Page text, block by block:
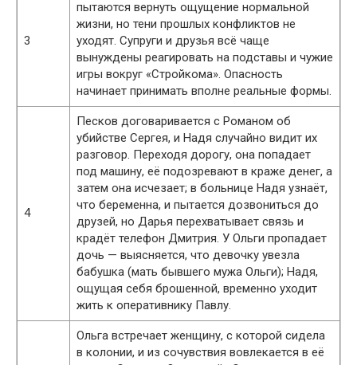
3
пытаются вернуть ощущение нормальной
жизни, но тени прошлых конфликтов не
уходят. Супруги и друзья всё чаще
вынуждены реагировать на подставы и чужие
игры вокруг «Стройкома». Опасность
начинает принимать вполне реальные формы.
4
Песков договаривается с Романом об
убийстве Сергея, и Надя случайно видит их
разговор. Переходя дорогу, она попадает
под машину, её подозревают в краже денег, а
затем она исчезает; в больнице Надя узнаёт,
что беременна, и пытается дозвониться до
друзей, но Дарья перехватывает связь и
крадёт телефон Дмитрия. У Ольги пропадает
дочь — выясняется, что девочку увезла
бабушка (мать бывшего мужа Ольги); Надя,
ощущая себя брошенной, временно уходит
жить к оперативнику Павлу.
Ольга встречает женщину, с которой сидела
в колонии, и из сочувствия вовлекается в её